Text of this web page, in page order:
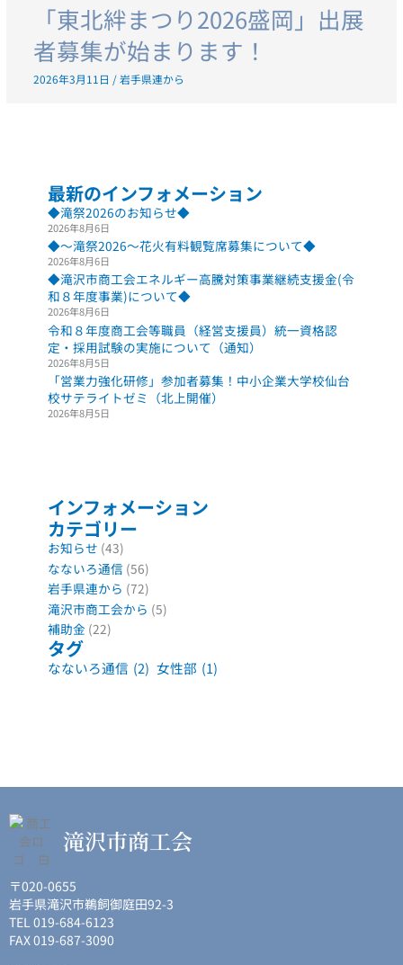
「東北絆まつり2026盛岡」出展
者募集が始まります！
2026年3月11日 /岩手県連から
最新のインフォメーション
◆滝祭2026のお知らせ◆
2026年8月6日
◆～滝祭2026～花火有料観覧席募集について◆
2026年8月6日
◆滝沢市商工会エネルギー高騰対策事業継続支援金(令
和８年度事業)について◆
2026年8月6日
令和８年度商工会等職員（経営支援員）統一資格認
定・採用試験の実施について（通知）
2026年8月5日
「営業力強化研修」参加者募集！中小企業大学校仙台
校サテライトゼミ（北上開催）
2026年8月5日
インフォメーション
カテゴリー
お知らせ (43)
なないろ通信 (56)
岩手県連から (72)
滝沢市商工会から (5)
補助金 (22)
タグ
なないろ通信 (2) 女性部 (1)
滝沢市商工会
〒020-0655
岩手県滝沢市鵜飼御庭田92-3
TEL 019-684-6123
FAX 019-687-3090